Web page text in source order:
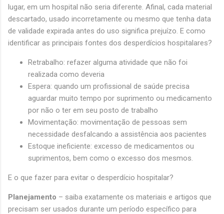
lugar, em um hospital não seria diferente. Afinal, cada material
descartado, usado incorretamente ou mesmo que tenha data
de validade expirada antes do uso significa prejuízo. E como
identificar as principais fontes dos desperdícios hospitalares?
Retrabalho: refazer alguma atividade que não foi
realizada como deveria
Espera: quando um profissional de saúde precisa
aguardar muito tempo por suprimento ou medicamento
por não o ter em seu posto de trabalho
Movimentação: movimentação de pessoas sem
necessidade desfalcando a assistência aos pacientes
Estoque ineficiente: excesso de medicamentos ou
suprimentos, bem como o excesso dos mesmos.
E o que fazer para evitar o desperdício hospitalar?
Planejamento – saiba exatamente os materiais e artigos que
precisam ser usados durante um período específico para